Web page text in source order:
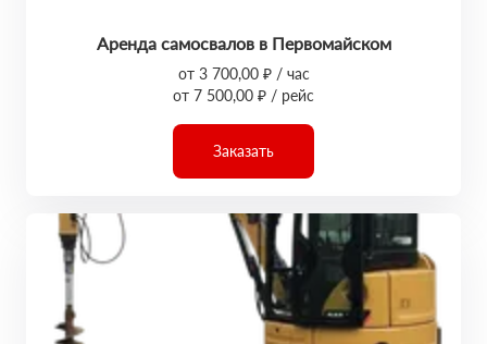
Аренда самосвалов в Первомайском
от 3 700,00 ₽ / час
от 7 500,00 ₽ / рейс
Заказать